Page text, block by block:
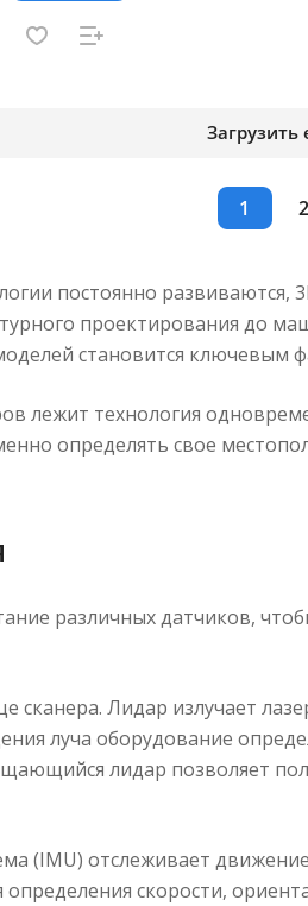
Загрузить
1 2
постоянно развиваются,
проектирования до
становится ключевым
лежит технология
определять свое
различных датчиков,
сканера. Лидар излучает
луча оборудование
лидар позволяет
(IMU) отслеживает
скорости,